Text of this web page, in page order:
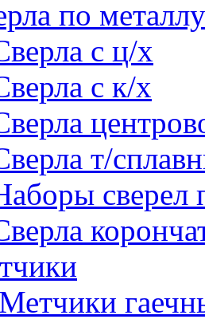
по металлу
с ц/х
с к/х
т/
сверел